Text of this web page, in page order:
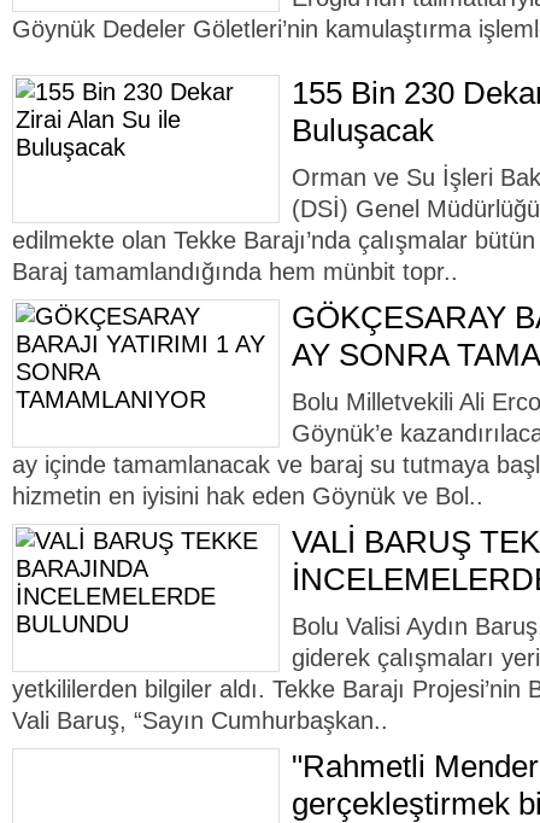
Göynük Dedeler Göletleri’nin kamulaştırma
155 Bin 230
Buluşacak
Orman ve Su İşleri
(DSİ) Genel
edilmekte olan Tekke Barajı’nda çalışmalar
Baraj tamamlandığında hem münbit topr..
GÖKÇESARAY
AY SONRA
Bolu Milletvekili Ali
Göynük’e
ay içinde tamamlanacak ve baraj su tutmaya
hizmetin en iyisini hak eden Göynük ve Bol..
VALİ BARUŞ
Bolu Valisi Aydın
giderek çalışmaları
yetkililerden bilgiler aldı. Tekke Barajı Projesi’nin
Vali Baruş, “Sayın Cumhurbaşkan..
"Rahmetli
gerçekleştirmek